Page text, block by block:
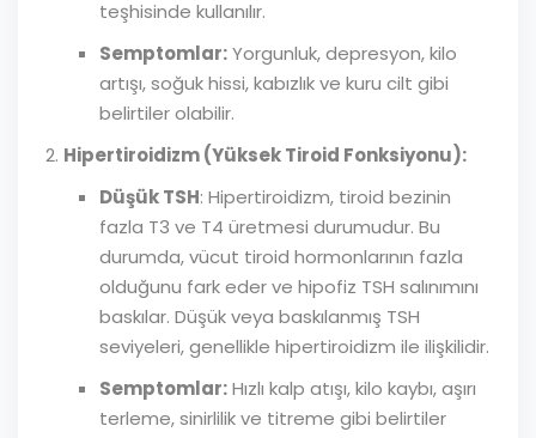
teşhisinde kullanılır.
Semptomlar:Yorgunluk, depresyon, kilo
artışı, soğuk hissi, kabızlık ve kuru cilt gibi
belirtiler olabilir.
Hipertiroidizm (Yüksek Tiroid Fonksiyonu):
Düşük TSH: Hipertiroidizm, tiroid bezinin
fazla T3 ve T4 üretmesi durumudur. Bu
durumda, vücut tiroid hormonlarının fazla
olduğunu fark eder ve hipofiz TSH salınımını
baskılar. Düşük veya baskılanmış TSH
seviyeleri, genellikle hipertiroidizm ile ilişkilidir.
Semptomlar:Hızlı kalp atışı, kilo kaybı, aşırı
terleme, sinirlilik ve titreme gibi belirtiler